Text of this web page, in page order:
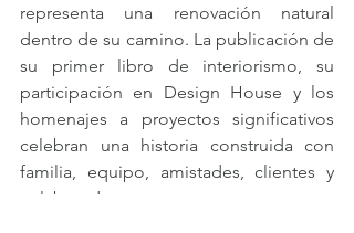
representa una renovación natural
dentro de su camino. La publicación de
su primer libro de interiorismo, su
participación en Design House y los
homenajes a proyectos significativos
celebran una historia construida con
familia, equipo, amistades, clientes y
colaboradores.